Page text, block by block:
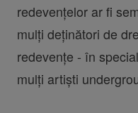
redevențelor ar fi
mulți deținători de
redevențe - în
mulți artiști